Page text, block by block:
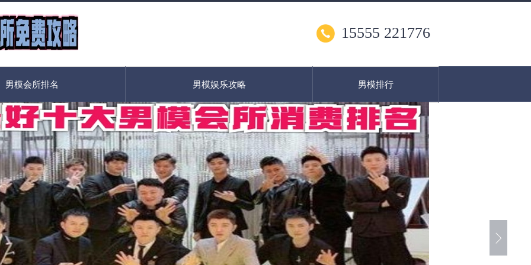
15555 221776
男模会所排名 男模娱乐攻略 男模排行